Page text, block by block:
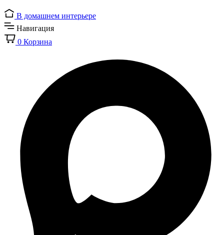
В домашнем интерьере
Навигация
0 Корзина